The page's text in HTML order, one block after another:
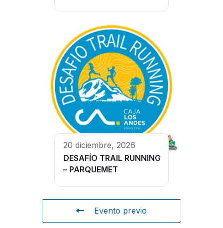
20 diciembre, 2026
DESAFÍO TRAIL RUNNING
– PARQUEMET
Evento previo